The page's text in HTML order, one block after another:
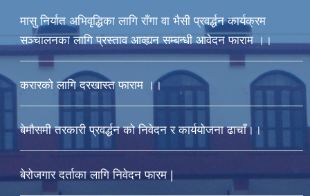
मासु निर्यात अभिवृद्धिका लागि राँगा वा भैसी प्रवर्द्धन कार्यक्रम
सञ्चालनका लागि प्रस्ताव आव्ह्यन सम्बन्धी आवेदन फाराम ।।
करारको लागि दरखास्त फाराम ।।
बेमौसमी तरकारी प्रवर्द्धन को निवेदन र कार्ययोजना ढाचाँ।।
बेरोजगार दर्ताका लागि निवेदन फारम |